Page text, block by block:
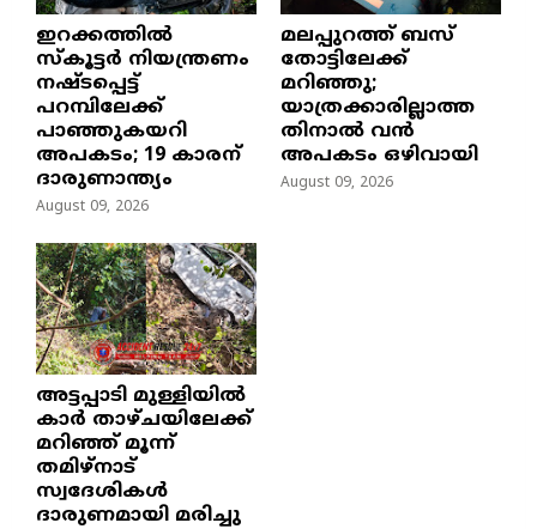
ഇറക്കത്തിൽ
സ്കൂട്ടർ നിയന്ത്രണം
നഷ്ടപ്പെട്ട്
പറമ്പിലേക്ക്
പാഞ്ഞുകയറി
അപകടം; 19 കാരന്
ദാരുണാന്ത്യം
August 09, 2026
മലപ്പുറത്ത് ബസ്
തോട്ടിലേക്ക്
മറിഞ്ഞു;
യാത്രക്കാരില്ലാത്ത
തിനാൽ വൻ
അപകടം ഒഴിവായി
August 09, 2026
അട്ടപ്പാടി മുള്ളിയിൽ
കാർ താഴ്ചയിലേക്ക്
മറിഞ്ഞ് മൂന്ന്
തമിഴ്നാട്
സ്വദേശികൾ
ദാരുണമായി മരിച്ചു